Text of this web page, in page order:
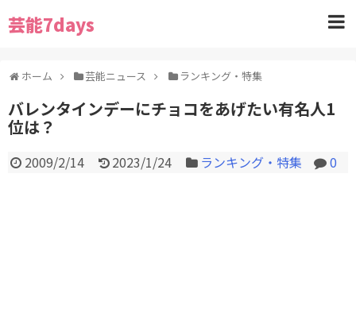
芸能7days
ホーム 芸能ニュース ランキング・特集
バレンタインデーにチョコをあげたい有名人1
位は？
2009/2/14 2023/1/24 ランキング・特集 0